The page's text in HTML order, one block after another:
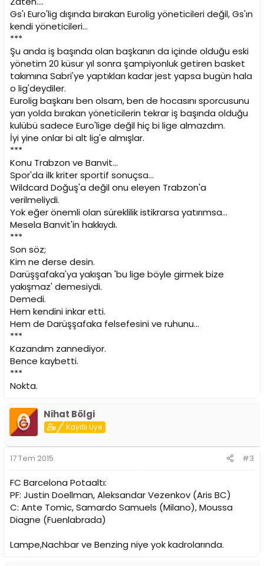
Gs'ı Euro'lig dışında bırakan Eurolig yöneticileri değil, Gs'ın
kendi yöneticileri...
***
Şu anda iş başında olan başkanın da içinde olduğu eski
yönetim 20 küsur yıl sonra şampiyonluk getiren basket
takımına Sabri'ye yaptıkları kadar jest yapsa bugün hala
o lig'deydiler.
Eurolig başkanı ben olsam, ben de hocasını sporcusunu
yarı yolda bırakan yöneticilerin tekrar iş başında olduğu
kulübü sadece Euro'lige değil hiç bi lige almazdım.
İyi yine onlar bi alt lig'e almışlar.
***
Konu Trabzon ve Banvit...
Spor'da ilk kriter sportif sonuçsa...
Wildcard Doğuş'a değil onu eleyen Trabzon'a
verilmeliydi.
Yok eğer önemli olan süreklilik istikrarsa yatırımsa...
Mesela Banvit'in hakkıydı.
***
Son söz;
Kim ne derse desin.
Darüşşafaka'ya yakışan 'bu lige böyle girmek bize
yakışmaz' demesiydi.
Demedi.
Hem kendini inkar etti.
Hem de Darüşşafaka felsefesini ve ruhunu...
***
Kazandım zannediyor.
Bence kaybetti.
***
Nokta.
Nihat Bölgi
Kayıtlı Üye
17 Tem 2015 #3
FC Barcelona Potaaltı:
PF: Justin Doellman, Aleksandar Vezenkov (Aris BC)
C: Ante Tomic, Samardo Samuels (Milano), Moussa
Diagne (Fuenlabrada)
Lampe,Nachbar ve Benzing niye yok kadrolarında.